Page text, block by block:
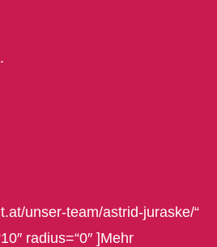
unser-team/astrid-juraske/“
radius=“0″ ]Mehr